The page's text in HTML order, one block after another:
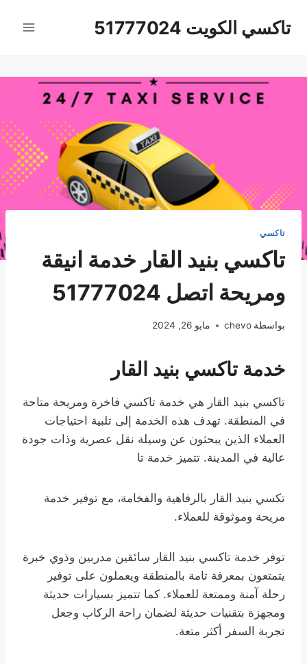
تاكسي الكويت 51777024
تاكسي
تاكسي بنيد القار خدمة انيقة
ومريحة اتصل 51777024
بواسطة chevo مايو 26, 2024
خدمة تاكسي بنيد القار
تاكسي بنيد القار هي خدمة تاكسي فاخرة ومريحة متاحة
في المنطقة. تهدف هذه الخدمة إلى تلبية احتياجات
العملاء الذين يبحثون عن وسيلة نقل عصرية وذات جودة
عالية في المدينة. تتميز خدمة تا
تكسي بنيد القار بالرفاهية والفخامة، مع توفير خدمة
مريحة وموثوقة للعملاء.
توفر خدمة تاكسي بنيد القار سائقين مدربين وذوي خبرة
يتمتعون بمعرفة تامة بالمنطقة ويعملون على توفير
رحلة آمنة وممتعة للعملاء. كما تتميز بسيارات حديثة
ومجهزة بتقنيات حديثة لضمان راحة الركاب وجعل
تجربة السفر أكثر متعة.